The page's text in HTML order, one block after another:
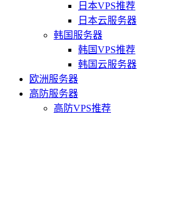
日本VPS推荐
日本云服务器
韩国服务器
韩国VPS推荐
韩国云服务器
欧洲服务器
高防服务器
高防VPS推荐